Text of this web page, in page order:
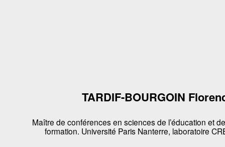
TARDIF-BOURGOIN
Maître de conférences en sciences de l’éducation et
formation. Université Paris Nanterre, laboratoire